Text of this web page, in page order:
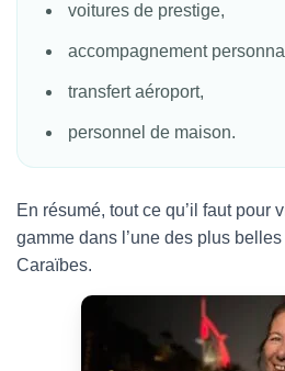
voitures de prestige,
accompagnement
transfert aéroport,
personnel de maison.
En résumé, tout ce qu’il faut pour
gamme dans l’une des plus
Caraïbes.